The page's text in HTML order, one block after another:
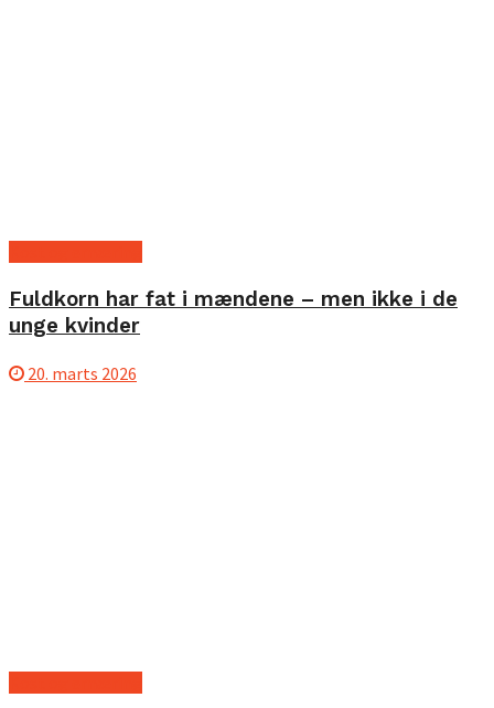
Fuldkorn har fat i mændene – men ikke i de
unge kvinder
20. marts 2026